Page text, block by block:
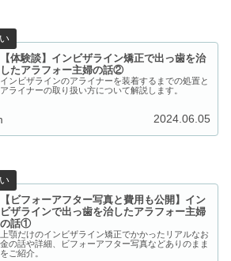
【体験談】インビザライン矯正で出っ歯を治
したアラフォー主婦の話②
インビザラインのアライナーを装着するまでの処置と
アライナーの取り扱い方について解説します。
2024.06.05
【ビフォーアフター写真と費用も公開】イン
ビザラインで出っ歯を治したアラフォー主婦
の話①
上顎だけのインビザライン矯正でかかったリアルなお
金の話や詳細、ビフォーアフター写真などありのまま
をご紹介。